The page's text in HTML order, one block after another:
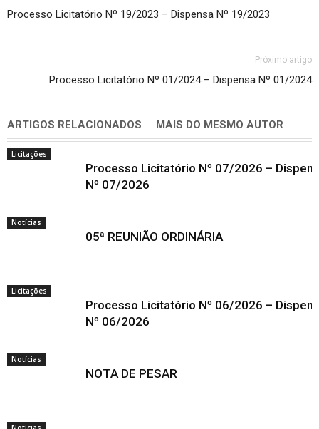
Processo Licitatório Nº 19/2023 – Dispensa Nº 19/2023
Próximo artigo
Processo Licitatório Nº 01/2024 – Dispensa Nº 01/2024
ARTIGOS RELACIONADOS MAIS DO MESMO AUTOR
Licitações
Processo Licitatório Nº 07/2026 –
Nº 07/2026
Notícias
05ª REUNIÃO ORDINÁRIA
Licitações
Processo Licitatório Nº 06/2026 –
Nº 06/2026
Notícias
NOTA DE PESAR